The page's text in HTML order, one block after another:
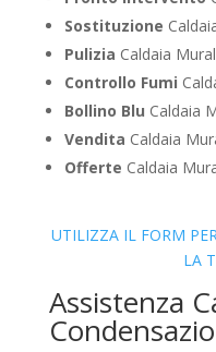
Sostituzione
Pulizia Caldaia
Controllo Fumi
Bollino Blu Caldaia
Vendita Caldaia
Offerte Caldaia
UTILIZZA IL FORM
LA
Assistenza